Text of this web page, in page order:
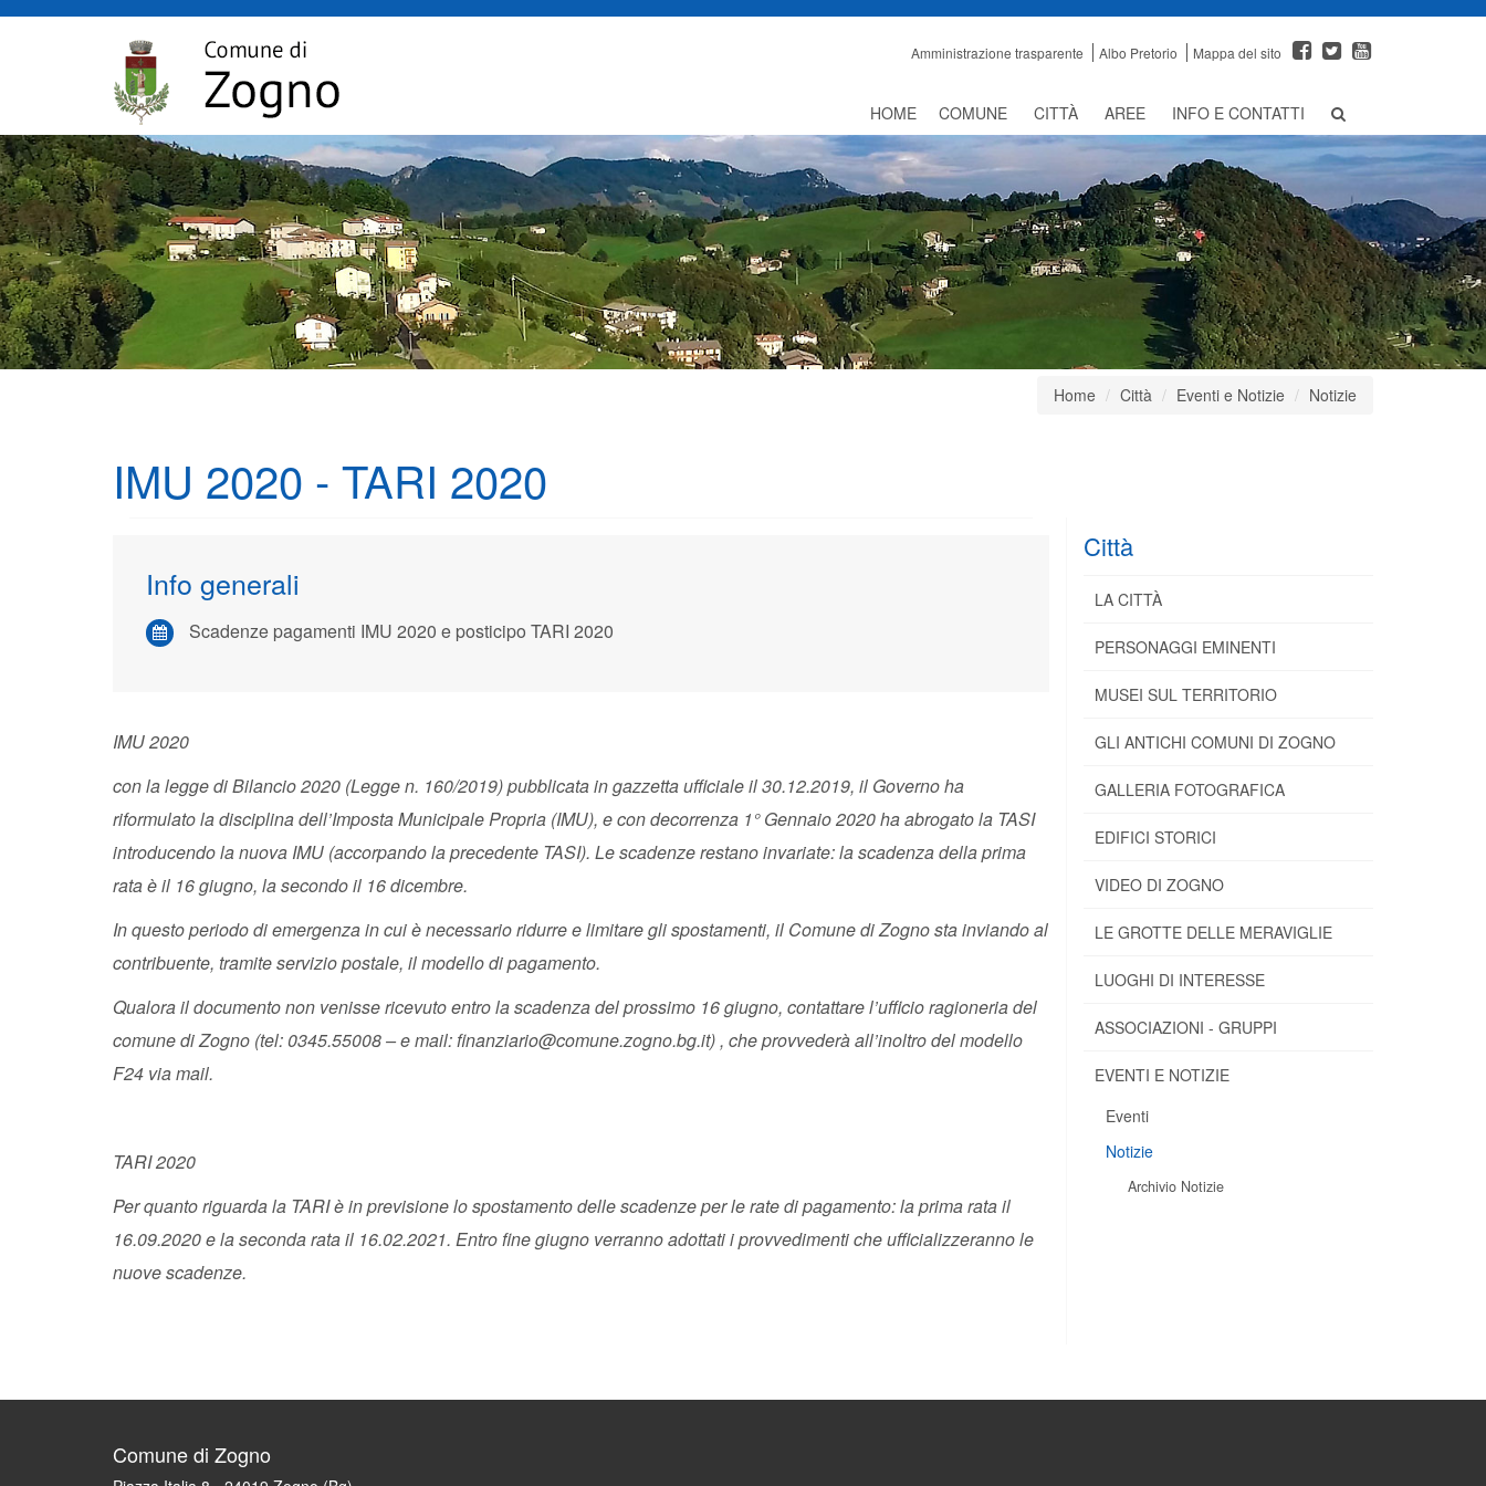
Amministrazione trasparente Albo Pretorio Mappa del sito
HOME COMUNE CITTÀ AREE INFO E CONTATTI
Home Città Eventi e Notizie Notizie
IMU 2020 - TARI 2020
Info generali
Scadenze pagamenti IMU 2020 e posticipo TARI 2020
IMU 2020
con la legge di Bilancio 2020 (Legge n. 160/2019) pubblicata in gazzetta ufficiale il 30.12.2019, il Governo ha
riformulato la disciplina dell’Imposta Municipale Propria (IMU), e con decorrenza 1° Gennaio 2020 ha abrogato la TASI
introducendo la nuova IMU (accorpando la precedente TASI). Le scadenze restano invariate: la scadenza della prima
rata è il 16 giugno, la secondo il 16 dicembre.
In questo periodo di emergenza in cui è necessario ridurre e limitare gli spostamenti, il Comune di Zogno sta inviando al
contribuente, tramite servizio postale, il modello di pagamento.
Qualora il documento non venisse ricevuto entro la scadenza del prossimo 16 giugno, contattare l’ufficio ragioneria del
comune di Zogno (tel: 0345.55008 – e mail:finanziario@comune.zogno.bg.it) , che provvederà all’inoltro del modello
F24 via mail.
TARI 2020
Per quanto riguarda la TARI è in previsione lo spostamento delle scadenze per le rate di pagamento: la prima rata il
16.09.2020 e la seconda rata il 16.02.2021. Entro fine giugno verranno adottati i provvedimenti che ufficializzeranno le
nuove scadenze.
Città
LA CITTÀ
PERSONAGGI EMINENTI
MUSEI SUL TERRITORIO
GLI ANTICHI COMUNI DI ZOGNO
GALLERIA FOTOGRAFICA
EDIFICI STORICI
VIDEO DI ZOGNO
LE GROTTE DELLE MERAVIGLIE
LUOGHI DI INTERESSE
ASSOCIAZIONI - GRUPPI
EVENTI E NOTIZIE
Eventi
Notizie
Archivio Notizie
Comune di Zogno